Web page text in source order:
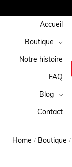
Accueil
Boutique
Notre histoire
FAQ
Blog
Contact
Home / Boutique /